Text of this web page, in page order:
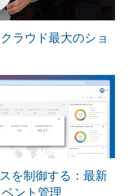
ラウド最大のショ
を制御する：最新
ント管理